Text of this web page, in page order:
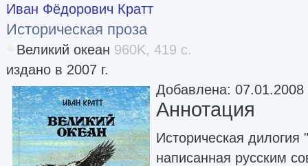
Иван Фёдорович Кратт
Историческая проза
Великий океан 960K, 419 с.
издано в 2007 г.
Добавлена: 07.01.2008
Аннотация
Историческая дилогия
написанная русским